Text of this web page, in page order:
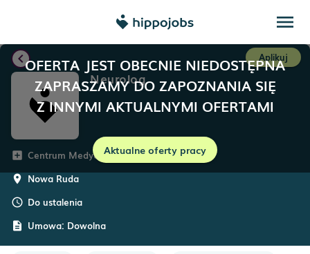
menu
OFERTA JEST OBECNIE NIEDOSTĘPNA
ZAPRASZAMY DO ZAPOZNANIA SIĘ
Z INNYMI AKTUALNYMI OFERTAMI
Aktualne oferty pracy
chevron_left Aplikuj
Neurolog
add_box Centrum Medyczne Salus
room Nowa Ruda
schedule Do ustalenia
description Umowa: Dowolna